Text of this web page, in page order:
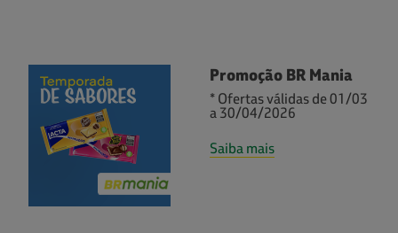
Promoção BR Mania
* Ofertas válidas de 01/03
a 30/04/2026
Saiba mais